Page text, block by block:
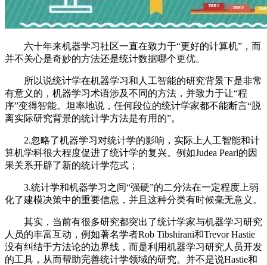
六十年来机器学习社区一直在致力于“更好的计算机”，而
并不关心是奇妙的方法还是统计数据哪个更优。
所以说统计学在机器学习和人工智能的研究背景下是非常
有意义的，机器学习术语涉及不同的方法，并致力于让“程
序”变得智能。坦率地说，任何段位的统计学家都不能断言“脱
离实际研究背景的统计学方法是有用的”。
2.忽略了机器学习对统计学的影响，实际上人工智能和计
算机学科很大程度促进了统计学的复兴。例如Judea Pearl的因
果关系开辟了新的统计学范式；
3.统计学和机器学习之间“强硬”的二分法在一定程度上弱
化了建模决策中的重要信息，并且这种分类有时候毫无意义。
其实，当前有很多研究都突出了统计学家与机器学习研究
人员的丰富互动，例如著名学者Rob Tibshirani和Trevor Hastie
没有纠结于方法论的边界线，而是利用机器学习研究人员开发
的工具，从而帮助完善统计学领域的研究。并不是说Hastie和